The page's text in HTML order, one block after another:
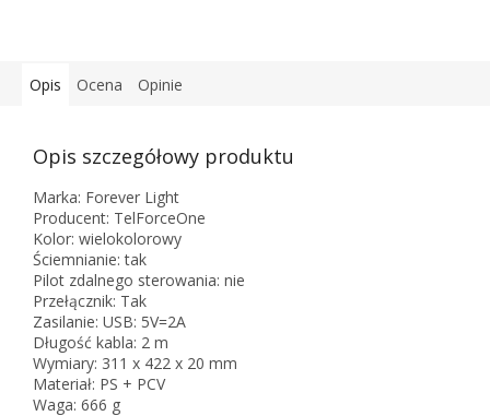
Opis Ocena Opinie
Opis szczegółowy produktu
Marka: Forever Light
Producent: TelForceOne
Kolor: wielokolorowy
Ściemnianie: tak
Pilot zdalnego sterowania: nie
Przełącznik: Tak
Zasilanie: USB: 5V=2A
Długość kabla: 2 m
Wymiary: 311 x 422 x 20 mm
Materiał: PS + PCV
Waga: 666 g